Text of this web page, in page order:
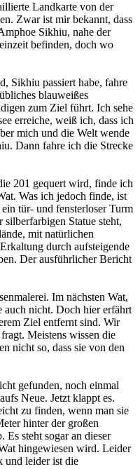
Landkarte von der
Zwar ist mir bekannt, dass
Sikhiu, nahe der
befinden, doch wo
Sikhiu passiert habe, fahre
blauweißes
zum Ziel führt. Ich sehe
erreiche, weiß ich, dass ich
mich und die Welt wende
Dann fahre ich die Strecke
201 gequert wird, finde ich
Was ich jedoch finde, ist
tür- und fensterloser Turm
silberfarbigen Statue steht,
mit natürlichen
durch aufsteigende
Der ausführlicher Bericht
Im nächsten Wat,
auch nicht. Doch hier erfährt
Ziel entfernt sind. Wir
Meistens wissen die
nicht so, dass sie von den
gefunden, noch einmal
Neue. Jetzt klappt es.
zu finden, wenn man sie
hinter der großen
Es steht sogar an dieser
hingewiesen wird. Leider
und leider ist die